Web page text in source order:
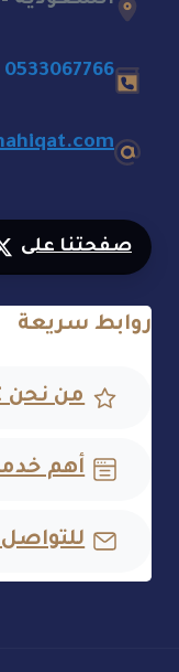
0533067766
صفحتنا على
روابط سريعة
من نحن
أهم